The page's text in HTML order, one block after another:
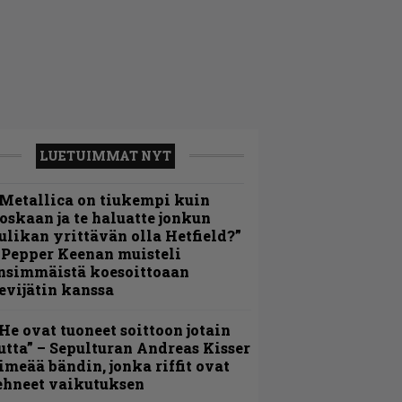
LUETUIMMAT NYT
on tiukempi kuin
ja te haluatte jonkun
yrittävän olla Hetfield?”
Keenan muisteli
koesoittoaan
kanssa
ovat tuoneet soittoon jotain
– Sepulturan Andreas Kisser
bändin, jonka riffit ovat
vaikutuksen